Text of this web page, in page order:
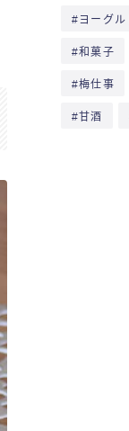
ヨーグル
和菓子
梅仕事
甘酒